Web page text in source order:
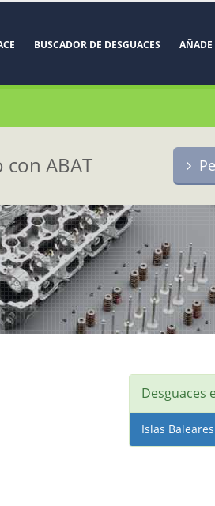
BUSCADOR DE DESGUACES AÑADE
ABAT
Desguaces
Islas Baleares